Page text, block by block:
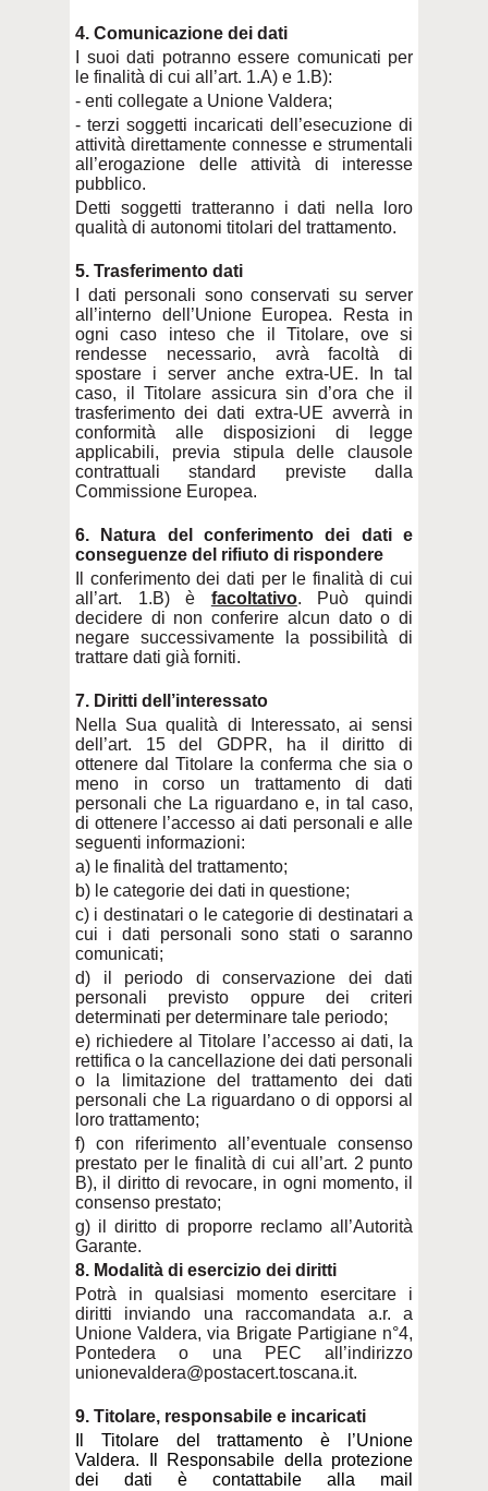
4. Comunicazione dei dati
I suoi dati potranno essere comunicati per
le finalità di cui all’art. 1.A) e 1.B):
- enti collegate a Unione Valdera;
- terzi soggetti incaricati dell’esecuzione di
attività direttamente connesse e strumentali
all’erogazione delle attività di interesse
pubblico.
Detti soggetti tratteranno i dati nella loro
qualità di autonomi titolari del trattamento.
5. Trasferimento dati
I dati personali sono conservati su server
all’interno dell’Unione Europea. Resta in
ogni caso inteso che il Titolare, ove si
rendesse necessario, avrà facoltà di
spostare i server anche extra-UE. In tal
caso, il Titolare assicura sin d’ora che il
trasferimento dei dati extra-UE avverrà in
conformità alle disposizioni di legge
applicabili, previa stipula delle clausole
contrattuali standard previste dalla
Commissione Europea.
6. Natura del conferimento dei dati e
conseguenze del rifiuto di rispondere
Il conferimento dei dati per le finalità di cui
all’art. 1.B) è facoltativo. Può quindi
decidere di non conferire alcun dato o di
negare successivamente la possibilità di
trattare dati già forniti.
7. Diritti dell’interessato
Nella Sua qualità di Interessato, ai sensi
dell’art. 15 del GDPR, ha il diritto di
ottenere dal Titolare la conferma che sia o
meno in corso un trattamento di dati
personali che La riguardano e, in tal caso,
di ottenere l’accesso ai dati personali e alle
seguenti informazioni:
a) le finalità del trattamento;
b) le categorie dei dati in questione;
c) i destinatari o le categorie di destinatari a
cui i dati personali sono stati o saranno
comunicati;
d) il periodo di conservazione dei dati
personali previsto oppure dei criteri
determinati per determinare tale periodo;
e) richiedere al Titolare l’accesso ai dati, la
rettifica o la cancellazione dei dati personali
o la limitazione del trattamento dei dati
personali che La riguardano o di opporsi al
loro trattamento;
f) con riferimento all’eventuale consenso
prestato per le finalità di cui all’art. 2 punto
B), il diritto di revocare, in ogni momento, il
consenso prestato;
g) il diritto di proporre reclamo all’Autorità
Garante.
8. Modalità di esercizio dei diritti
Potrà in qualsiasi momento esercitare i
diritti inviando una raccomandata a.r. a
Unione Valdera, via Brigate Partigiane n°4,
Pontedera o una PEC all’indirizzo
unionevaldera@postacert.toscana.it.
9. Titolare, responsabile e incaricati
Il Titolare del trattamento è l’Unione
Valdera. Il Responsabile della protezione
dei dati è contattabile alla mail